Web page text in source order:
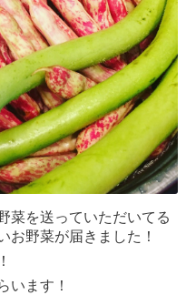
菜を送っていただいてる
お野菜が届きました！
います！